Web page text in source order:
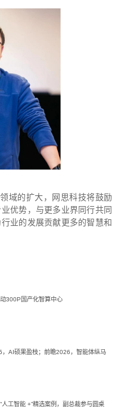
域的扩大，网思科技将鼓励
优势，与更多业界同行共同
业的发展贡献更多的智慧和
300P国产化智算中心
，AI硕果盈枝；前瞻2026，智能体纵马
人工智能 +”精选案例，副总裁参与圆桌